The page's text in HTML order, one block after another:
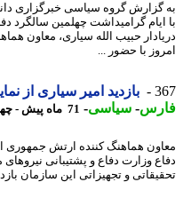
گروه سیاسی خبرگزاری
گرامیداشت چهلمین سالگرد دفاع
حبیب الله سیاری، معاون
با حضور ...
بازدید امیر سیاری از
-سیاسی-71 ماه پیش - چهارشنبه 9 مهر 1399، 08:10
هماهنگ کننده ارتش جمهوری
وزارت دفاع و پشتیبانی نیروهای
و تجهیزاتی این سازمان بازدید ...